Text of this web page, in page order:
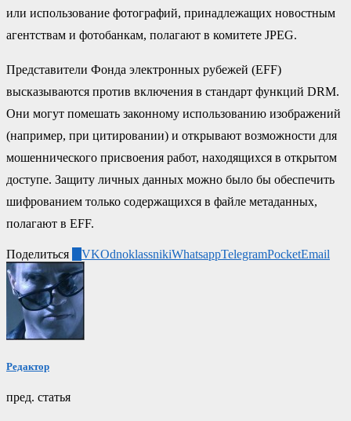
или использование фотографий, принадлежащих новостным
агентствам и фотобанкам, полагают в комитете JPEG.
Представители Фонда электронных рубежей (EFF)
высказываются против включения в стандарт функций DRM.
Они могут помешать законному использованию изображений
(например, при цитировании) и открывают возможности для
мошеннического присвоения работ, находящихся в открытом
доступе. Защиту личных данных можно было бы обеспечить
шифрованием только содержащихся в файле метаданных,
полагают в EFF.
Поделиться VKOdnoklassnikiWhatsappTelegramPocketEmail
Редактор
пред. статья